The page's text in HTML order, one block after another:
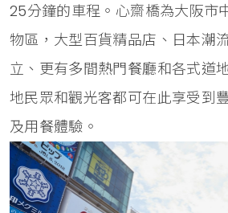
25分鐘的車程。心齋橋為大阪市
物區，大型百貨精品店、日本潮
立、更有多間熱門餐廳和各式道
地民眾和觀光客都可在此享受到
及用餐體驗。